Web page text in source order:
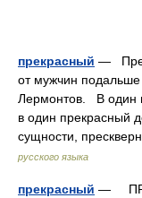
прекрасный —
от мужчин
Лермонтов. В один
в один прекрасный
сущности,
русского языка
прекрасный —